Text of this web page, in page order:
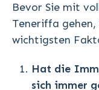
Bevor Sie mit
Teneriffa gehen,
wichtigsten
Hat die
sich immer